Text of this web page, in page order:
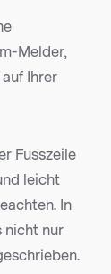
Melder,
Ihrer
Fusszeile
leicht
In
nicht nur